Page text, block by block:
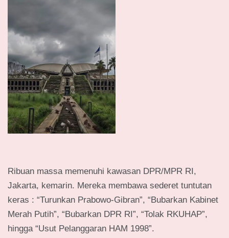
Ribuan massa memenuhi kawasan DPR/MPR RI,
Jakarta, kemarin. Mereka membawa sederet tuntutan
keras : “Turunkan Prabowo-Gibran”, “Bubarkan Kabinet
Merah Putih”, “Bubarkan DPR RI”, “Tolak RKUHAP”,
hingga “Usut Pelanggaran HAM 1998”.